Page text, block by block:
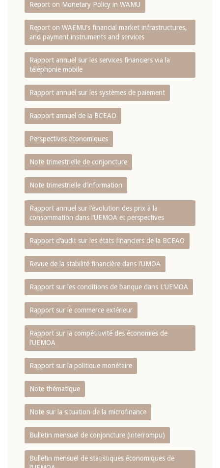
Report on Monetary Policy in WAMU
Report on WAEMU’s financial market infrastructures,
and payment instruments and services
Rapport annuel sur les services financiers via la
téléphonie mobile
Rapport annuel sur les systèmes de paiement
Rapport annuel de la BCEAO
Perspectives économiques
Note trimestrielle de conjoncture
Note trimestrielle d‘information
Rapport annuel sur l‘évolution des prix à la
consommation dans l‘UEMOA et perspectives
Rapport d‘audit sur les états financiers de la BCEAO
Revue de la stabilité financière dans l‘UMOA
Rapport sur les conditions de banque dans L‘UEMOA
Rapport sur le commerce extérieur
Rapport sur la compétitivité des économies de
l‘UEMOA
Rapport sur la politique monétaire
Note thématique
Note sur la situation de la microfinance
Bulletin mensuel de conjoncture (interrompu)
Bulletin mensuel de statistiques économiques de